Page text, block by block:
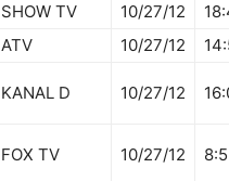
SHOW TV 10/27/12
ATV 10/27/12
KANAL D 10/27/12
FOX TV 10/27/12